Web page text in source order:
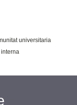
universitaria
interna